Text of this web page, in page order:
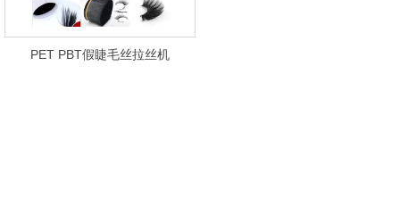
PET PBT假睫毛丝拉丝机